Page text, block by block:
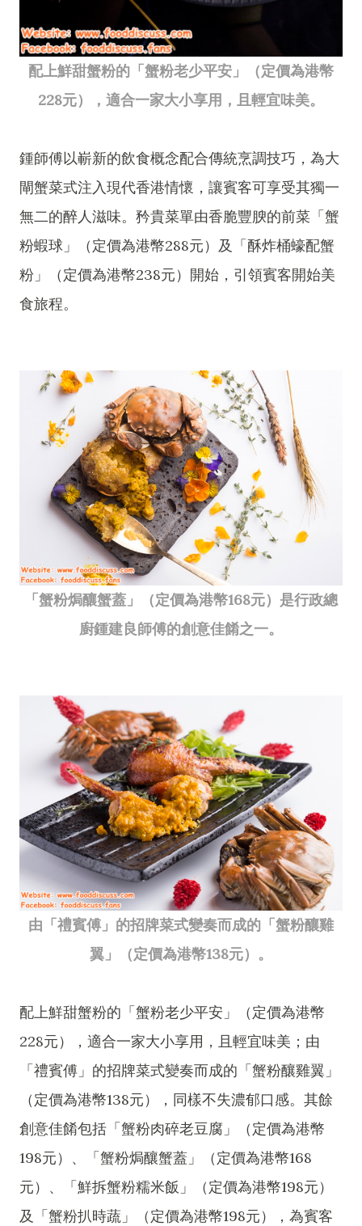
配上鮮甜蟹粉的「蟹粉老少平安」（定價為港幣
228元），適合一家大小享用，且輕宜味美。
鍾師傅以嶄新的飲食概念配合傳統烹調技巧，為大
閘蟹菜式注入現代香港情懷，讓賓客可享受其獨一
無二的醉人滋味。矜貴菜單由香脆豐腴的前菜「蟹
粉蝦球」（定價為港幣288元）及「酥炸桶蠔配蟹
粉」（定價為港幣238元）開始，引領賓客開始美
食旅程。
「蟹粉焗釀蟹蓋」（定價為港幣168元）是行政總
廚鍾建良師傅的創意佳餚之一。
由「禮賓傅」的招牌菜式變奏而成的「蟹粉釀雞
翼」（定價為港幣138元）。
配上鮮甜蟹粉的「蟹粉老少平安」（定價為港幣
228元），適合一家大小享用，且輕宜味美；由
「禮賓傅」的招牌菜式變奏而成的「蟹粉釀雞翼」
（定價為港幣138元），同樣不失濃郁口感。其餘
創意佳餚包括「蟹粉肉碎老豆腐」（定價為港幣
198元）、「蟹粉焗釀蟹蓋」（定價為港幣168
元）、「鮮拆蟹粉糯米飯」（定價為港幣198元）
及「蟹粉扒時蔬」（定價為港幣198元），為賓客